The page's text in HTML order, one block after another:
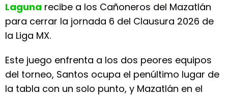
Laguna recibe a los Cañoneros del Mazatlán
para cerrar la jornada 6 del Clausura 2026 de
la Liga MX.
Este juego enfrenta a los dos peores equipos
del torneo, Santos ocupa el penúltimo lugar de
la tabla con un solo punto, y Mazatlán en el